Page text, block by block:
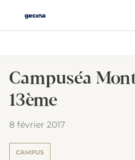
Campuséa
13ème
8 février 2017
CAMPUS